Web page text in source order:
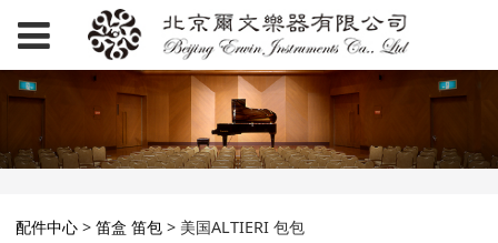
美国ALTIERI 包包
配件中心 >笛盒 笛包 > 美国ALTIERI 包包